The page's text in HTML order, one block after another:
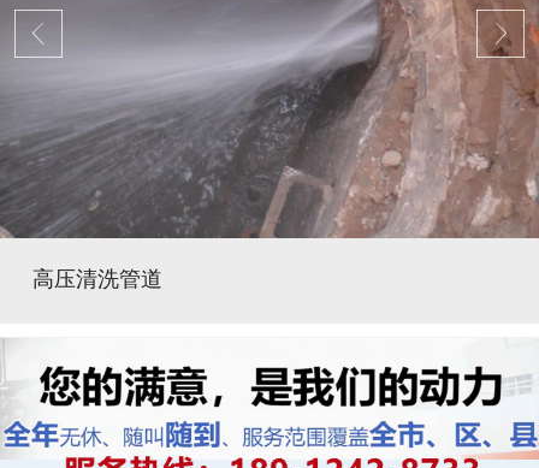
高压清洗管道